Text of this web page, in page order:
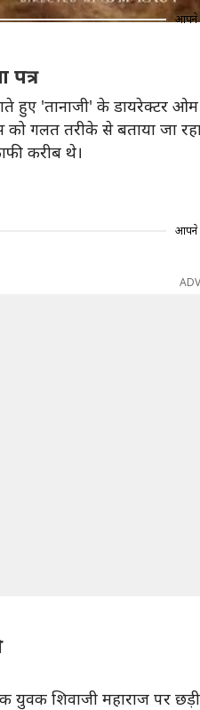
आपने
पत्र
हुए 'तानाजी' के डायरेक्टर ओम
को गलत तरीके से बताया जा
करीब थे।
आपने
युवक शिवाजी महाराज पर